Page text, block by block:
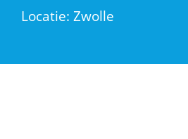
Locatie: Zwolle